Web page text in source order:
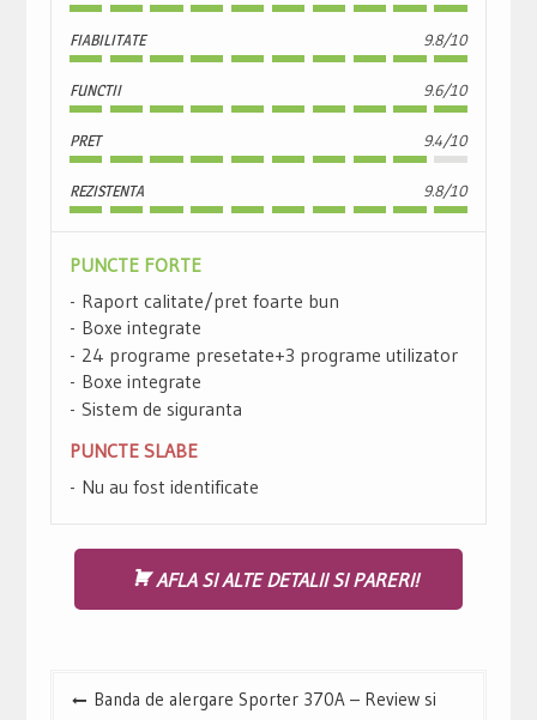
FIABILITATE 9.8/10
FUNCTII 9.6/10
PRET 9.4/10
REZISTENTA 9.8/10
PUNCTE FORTE
Raport calitate/pret foarte bun
Boxe integrate
24 programe presetate+3 programe utilizator
Boxe integrate
Sistem de siguranta
PUNCTE SLABE
Nu au fost identificate
AFLA SI ALTE DETALII SI PARERI!
NavigareBanda de alergare Sporter 370A – Review si